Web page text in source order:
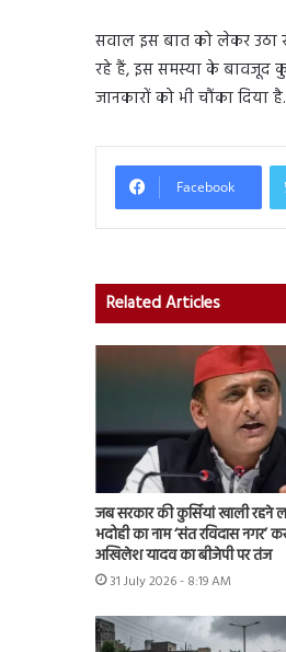
सवाल इस बात को लेकर उठा
रहे हैं, इस समस्या के बावजूद
जानकारों को भी चौंका दिया
Facebook
Related Articles
जब सरकार की कुर्सियां खाली रहने
भदोही का नाम ‘संत रविदास नगर’
अखिलेश यादव का बीजेपी पर तंज
31 July 2026 - 8:19 AM